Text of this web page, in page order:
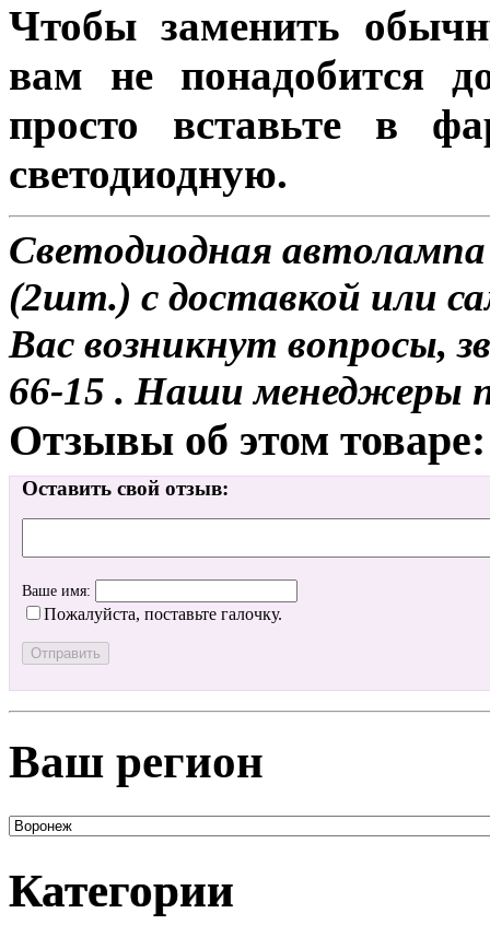
Чтобы заменить
вам не понадобится
просто вставьте в
светодиодную.
Светодиодная
(2шт.) с доставкой или
Вас возникнут вопросы,
66-15 . Наши менеджеры
Отзывы об этом товаре:
Оставить свой отзыв:
Ваше имя:
Пожалуйста, поставьте галочку.
Ваш регион
Категории